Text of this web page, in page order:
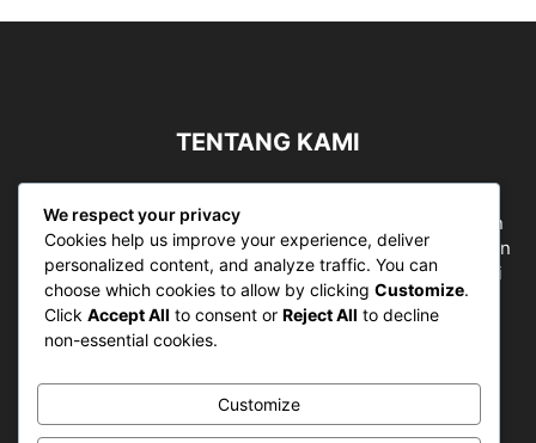
TENTANG KAMI
bergerak di ruang jurnalistik, sebagai entitas pemberian
ruang Publik, Media merupakan literasi mutlak diperlukan
sebagai kemampuan dasar berpikir kritis untuk hidup di
abad informasi.
Hubungi kami:
IKUTI KAMI
We respect your privacy
Cookies help us improve your experience, deliver
personalized content, and analyze traffic. You can
choose which cookies to allow by clicking Customize.
Click Accept All to consent or Reject All to decline
non-essential cookies.
Customize